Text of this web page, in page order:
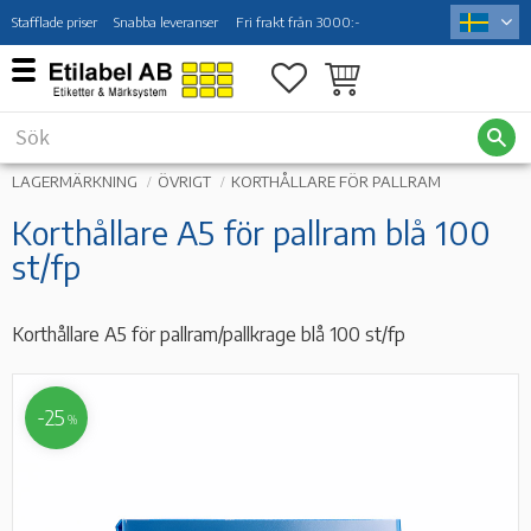
Meny
Stafflade priser Snabba leveranser Fri frakt från 3000:-
Favoriter
Kundvagn
LAGERMÄRKNING ÖVRIGT KORTHÅLLARE FÖR PALLRAM
Korthållare A5 för pallram blå 100
st/fp
Korthållare A5 för pallram/pallkrage blå 100 st/fp
25 %